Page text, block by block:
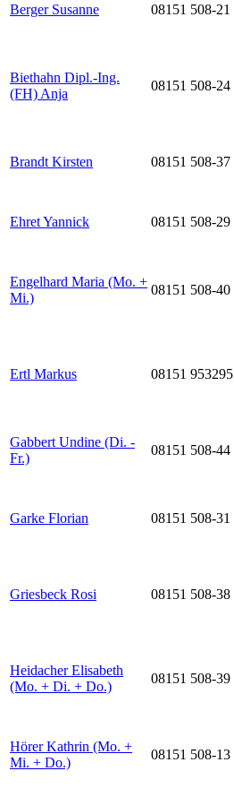
Berger Susanne 08151 508-21
Biethahn Dipl.-Ing.
(FH) Anja
08151 508-24
Brandt Kirsten 08151 508-37
Ehret Yannick 08151 508-29
Engelhard Maria (Mo. +
Mi.)
08151 508-40
Ertl Markus 08151 953295
Gabbert Undine (Di. -
Fr.)
08151 508-44
Garke Florian 08151 508-31
Griesbeck Rosi 08151 508-38
Heidacher Elisabeth
(Mo. + Di. + Do.)
08151 508-39
Hörer Kathrin (Mo. +
Mi. + Do.)
08151 508-13